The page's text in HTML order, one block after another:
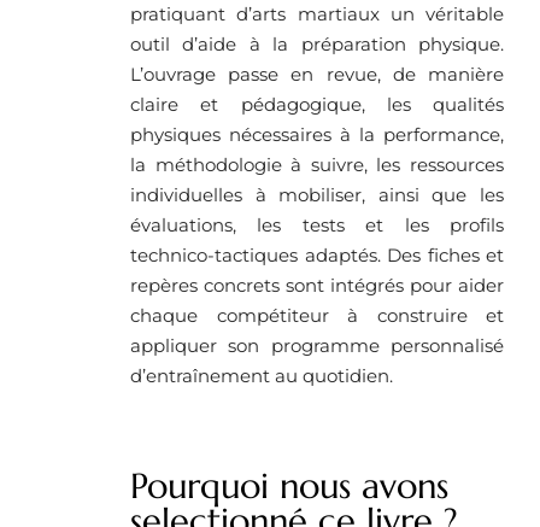
pratiquant d’arts martiaux un véritable
outil d’aide à la préparation physique.
L’ouvrage passe en revue, de manière
claire et pédagogique, les qualités
physiques nécessaires à la performance,
la méthodologie à suivre, les ressources
individuelles à mobiliser, ainsi que les
évaluations, les tests et les profils
technico-tactiques adaptés. Des fiches et
repères concrets sont intégrés pour aider
chaque compétiteur à construire et
appliquer son programme personnalisé
d’entraînement au quotidien.
Pourquoi nous avons